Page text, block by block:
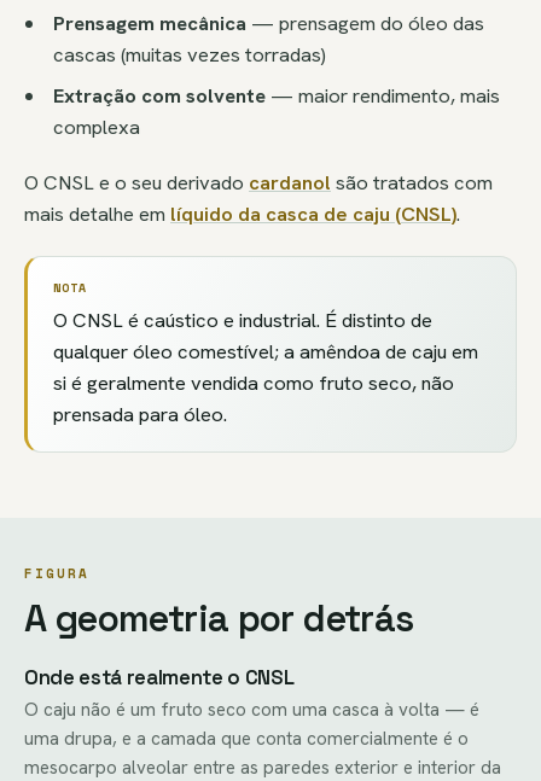
Prensagem mecânica — prensagem do óleo das
cascas (muitas vezes torradas)
Extração com solvente— maior rendimento, mais
complexa
O CNSL e o seu derivado cardanol são tratados com
mais detalhe em líquido da casca de caju (CNSL).
NOTA
O CNSL é caústico e industrial. É distinto de
qualquer óleo comestível; a amêndoa de caju em
si é geralmente vendida como fruto seco, não
prensada para óleo.
FIGURA
A geometria por detrás
Onde está realmente o CNSL
O caju não é um fruto seco com uma casca à volta — é
uma drupa, e a camada que conta comercialmente é o
mesocarpo alveolar entre as paredes exterior e interior da